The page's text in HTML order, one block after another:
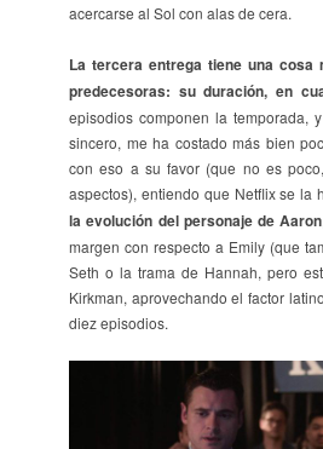
acercarse al Sol con alas de cera.
La tercera entrega tiene una cosa
predecesoras: su duración, en
episodios componen la temporada,
sincero, me ha costado más bien
con eso a su favor (que no es
aspectos), entiendo que Netflix se la
la evolución del personaje de Aaron
margen con respecto a Emily (que
Seth o la trama de Hannah, pero
Kirkman, aprovechando el factor
diez episodios.